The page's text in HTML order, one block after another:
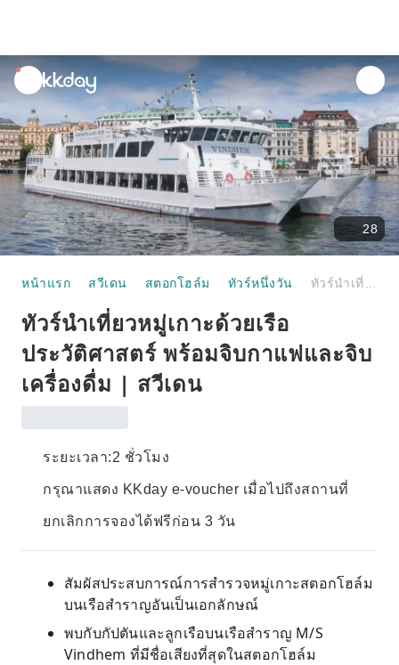
unread
notifications
28
หน้าแรก สวีเดน สตอกโฮล์ม ทัวร์หนึ่งวัน
ทัวร์นำเที่ยวหมู่เกาะด้วยเรือ
ประวัติศาสตร์ พร้อมจิบกาแฟและจิบ
เครื่องดื่ม | สวีเดน
ระยะเวลา:2 ชั่วโมง
กรุณาแสดง KKday e-voucher เมื่อไปถึงสถานที่
ยกเลิกการจองได้ฟรีก่อน 3 วัน
สัมผัสประสบการณ์การสำรวจหมู่เกาะสตอกโฮล์ม
บนเรือสำราญอันเป็นเอกลักษณ์
พบกับกัปตันและลูกเรือบนเรือสำราญ M/S
Vindhem ที่มีชื่อเสียงที่สุดในสตอกโฮล์ม